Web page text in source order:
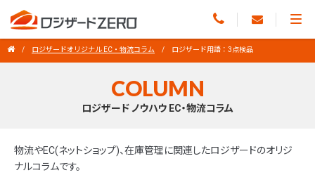
ロジザードオリジナル EC・物流コラム ロジザード用語：3点検品
COLUMN
ロジザード ノウハウ EC・物流コラム
物流やEC(ネットショップ)、在庫管理に関連したロジザードのオリジ
ナルコラムです。